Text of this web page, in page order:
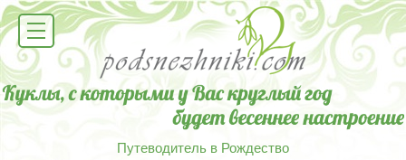
Путеводитель в Рождество